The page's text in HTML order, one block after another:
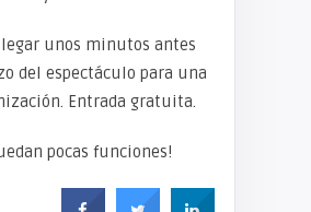
unos minutos antes
del espectáculo para una
Entrada gratuita.
pocas funciones!